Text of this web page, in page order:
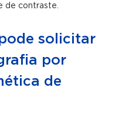
de contraste.
solicitar
por
de